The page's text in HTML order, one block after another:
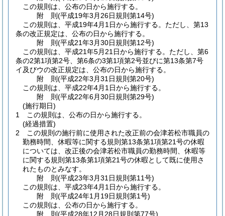
この規則は、公布の日から施行する。
附 則(平成19年3月26日規則第14号)
この規則は、平成19年4月1日から施行する。 ただし、第13
条の改正規定は、公布の日から施行する。
附 則(平成21年3月30日規則第12号)
この規則は、平成21年5月21日から施行する。 ただし、第6
条の2第1項第2号、第6条の3第1項第2号並びに第13条第7号
イ及びウの改正規定は、公布の日から施行する。
附 則(平成22年3月31日規則第20号)
この規則は、平成22年4月1日から施行する。
附 則(平成22年6月30日規則第29号)
(施行期日)
1
この規則は、公布の日から施行する。
(経過措置)
2
この規則の施行前に使用された改正前の会津若松市職員の
勤務時間、休暇等に関する規則第13条第1項第21号の休暇
については、改正後の会津若松市職員の勤務時間、休暇等
に関する規則第13条第1項第21号の休暇として既に使用さ
れたものとみなす。
附 則(平成23年3月31日規則第11号)
この規則は、平成23年4月1日から施行する。
附 則(平成24年1月19日規則第1号)
この規則は、公布の日から施行する。
附 則(平成28年12月28日規則第77号)